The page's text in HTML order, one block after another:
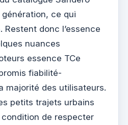
ce qui
Restent donc l’essence
nuances
essence TCe
fiabilité-
majorité des utilisateurs.
petits trajets urbains
condition de respecter